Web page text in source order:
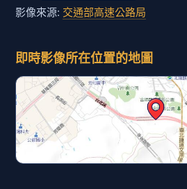
影像來源: 交通部高速公路局
即時影像所在位置的地圖